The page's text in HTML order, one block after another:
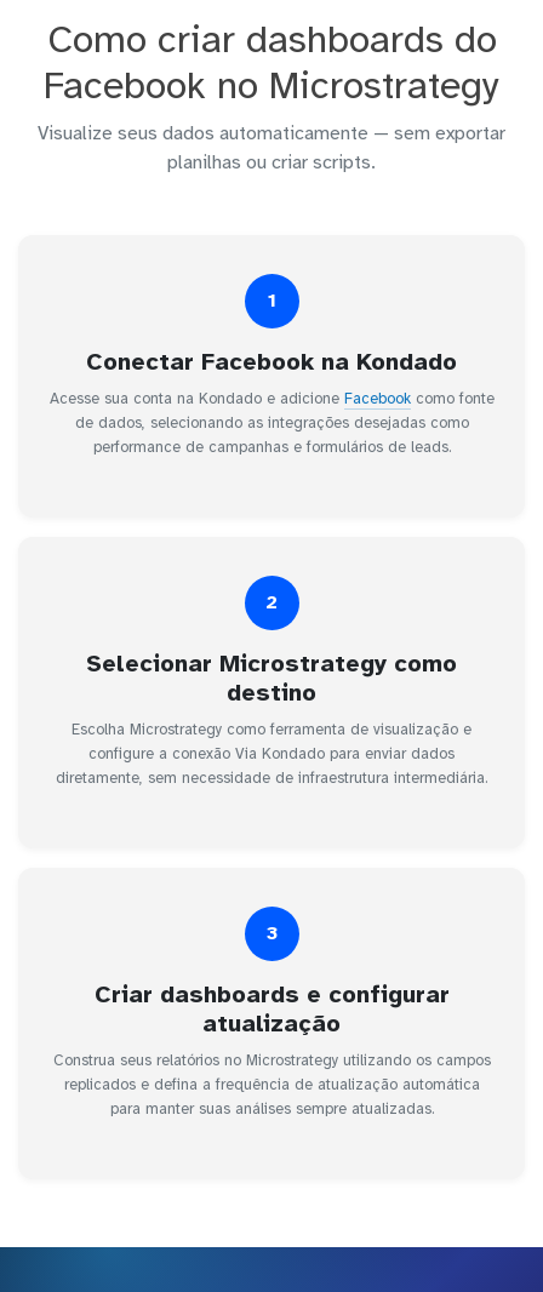
Como criar dashboards do
Facebook no Microstrategy
Visualize seus dados automaticamente — sem exportar
planilhas ou criar scripts.
1
Conectar Facebook na Kondado
Acesse sua conta na Kondado e adicione Facebookcomo fonte
de dados, selecionando as integrações desejadas como
performance de campanhas e formulários de leads.
2
Selecionar Microstrategy como
destino
Escolha Microstrategy como ferramenta de visualização e
configure a conexão Via Kondado para enviar dados
diretamente, sem necessidade de infraestrutura intermediária.
3
Criar dashboards e configurar
atualização
Construa seus relatórios no Microstrategy utilizando os campos
replicados e defina a frequência de atualização automática
para manter suas análises sempre atualizadas.